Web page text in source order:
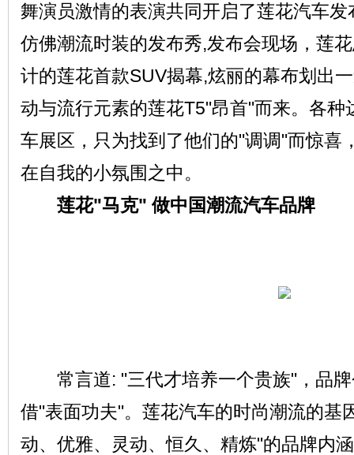
舞演员激情的表演共同开启了莲花汽车
仿佛潮流时装的发布秀,发布会现场，莲
计的莲花首款SUV揭幕,炫丽的幕布划出
动与流行元素的莲花T5"昂首"而来。各种
车展区，只为找到了他们的"调调"而惊喜
在自我的小氛围之中。
莲花"马克" 做中国潮流汽车品牌
常言道: "三代才培养一个贵族"，品牌
借"表面功夫"。莲花汽车的时尚潮流的基
动、优雅、灵动、恒久、精炼"的品牌内